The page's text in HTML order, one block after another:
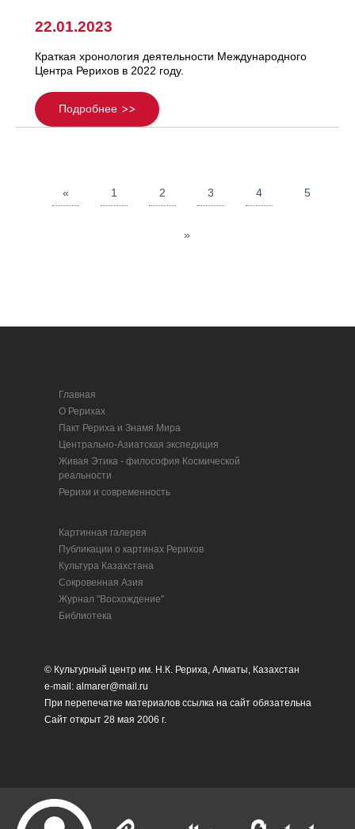
22.01.2023
Краткая хронология деятельности Международного
Центра Рерихов в 2022 году.
Подробнее
« 1 2 3 4 5
»
Главная
О Рерихах
Пакт Рериха и Знамя Мира
Центрально-Азиатская экспедиция
Живая Этика - философия Космической
реальности
Рерихи и современность
Картинная галерея
Публикации о картинах Рерихов
Культура Казахстана
Сокровенная Азия
Журнал "Восхождение"
Библиотека
© Культурный центр им. Н.К. Рериха, Алматы, Казахстан
e-mail: almarer@mail.ru
При перепечатке материалов ссылка на сайт обязательна
Сайт открыт 28 мая 2006 г.